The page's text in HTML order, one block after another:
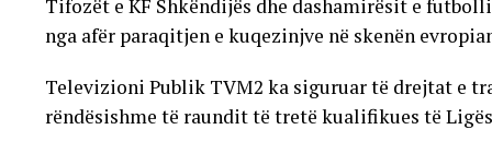
Tifozët e KF Shkëndijës dhe dashamirësit e
nga afër paraqitjen e kuqezinjve në skenën
Televizioni Publik TVM2 ka siguruar të drejtat e
rëndësishme të raundit të tretë kualifikues të Ligës